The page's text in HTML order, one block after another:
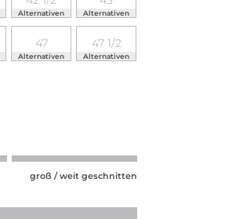
Alternativen Alternativen
47
Alternativen
47 1/2
Alternativen
groß / weit geschnitten